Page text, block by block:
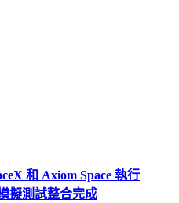
和 Axiom Space 執行
擬測試整合完成